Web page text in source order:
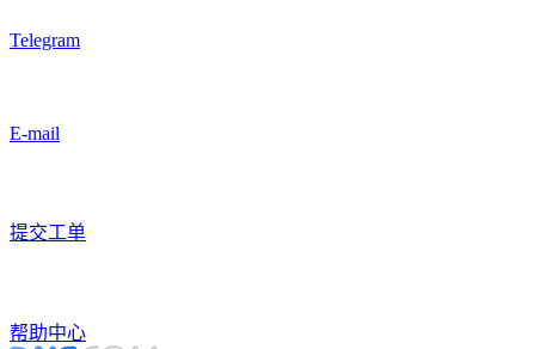
Telegram
E-mail
提交工单
帮助中心